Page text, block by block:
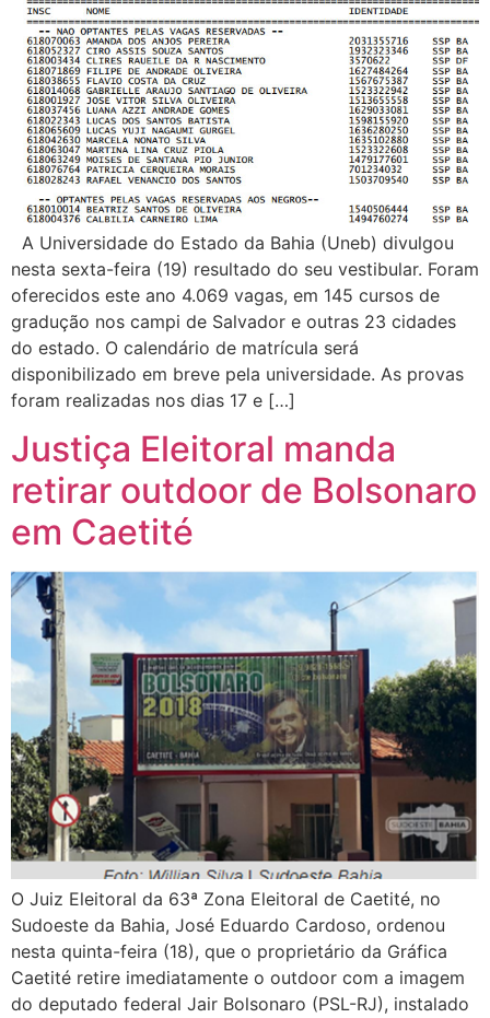
A Universidade do Estado da Bahia (Uneb) divulgou
nesta sexta-feira (19) resultado do seu vestibular. Foram
oferecidos este ano 4.069 vagas, em 145 cursos de
gradução nos campi de Salvador e outras 23 cidades
do estado. O calendário de matrícula será
disponibilizado em breve pela universidade. As provas
foram realizadas nos dias 17 e […]
Justiça Eleitoral manda
retirar outdoor de Bolsonaro
em Caetité
O Juiz Eleitoral da 63ª Zona Eleitoral de Caetité, no
Sudoeste da Bahia, José Eduardo Cardoso, ordenou
nesta quinta-feira (18), que o proprietário da Gráfica
Caetité retire imediatamente o outdoor com a imagem
do deputado federal Jair Bolsonaro (PSL-RJ), instalado